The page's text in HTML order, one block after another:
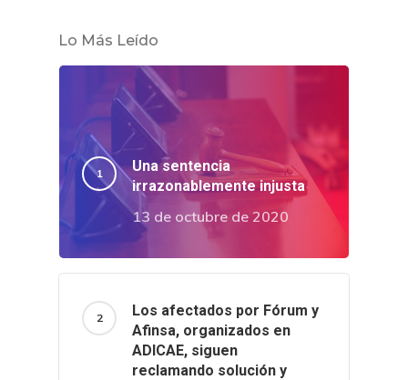
Lo Más Leído
Una sentencia
irrazonablemente injusta
13 de octubre de 2020
Los afectados por Fórum y
Afinsa, organizados en
ADICAE, siguen
reclamando solución y